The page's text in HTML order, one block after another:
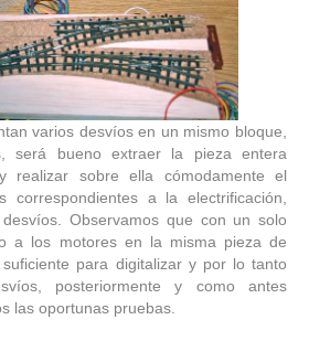
varios desvíos en un mismo bloque,
será bueno extraer la pieza entera
realizar sobre ella cómodamente el
correspondientes a la electrificación,
Observamos que con un solo
a los motores en la misma pieza de
para digitalizar y por lo tanto
posteriormente y como antes
las oportunas pruebas.